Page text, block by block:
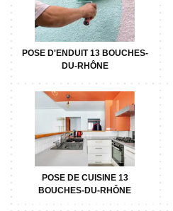
POSE D'ENDUIT 13 BOUCHES-
DU-RHÔNE
POSE DE CUISINE 13
BOUCHES-DU-RHÔNE